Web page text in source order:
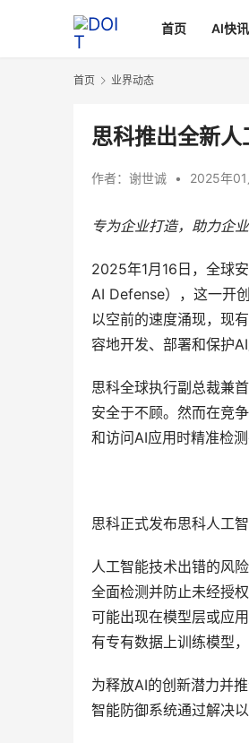
首页 AI快讯
首页 业界动态
思科推出全新
作者： 谢世诚 • 2025年01
专为企业打造，助力企
2025年1月16日，全球
AI Defense），这一开
以空前的速度涌现，现
容地开发、部署和保护AI
思科全球执行副总裁兼
安全于不顾。然而在竞
和访问AI应用时精准检
思科正式发布思科人工
人工智能技术出错的风
全面检测并防止未经授
可能出现在模型层或应
有专有数据上训练模型
为释放AI的创新潜力并
智能防御系统通过解决